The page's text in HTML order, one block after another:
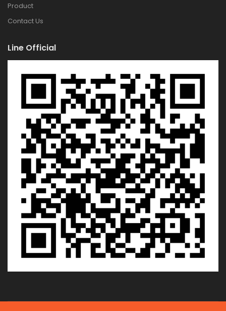
Product
Contact Us
Line Official